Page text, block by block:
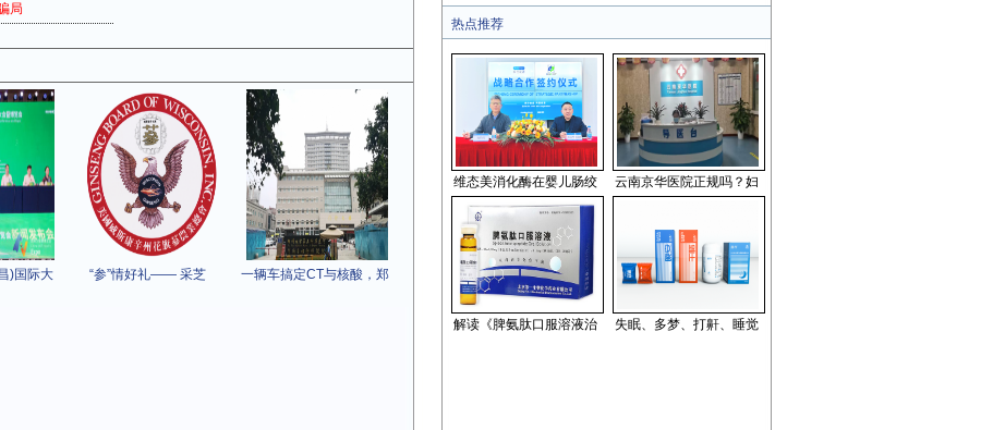
局
)国际大 “参”情好礼—— 采芝 一辆车搞定CT与核酸，郑
热点推荐
维态美消化酶在婴儿肠绞 云南京华医院正规吗？妇
解读《脾氨肽口服溶液治 失眠、多梦、打鼾、睡觉